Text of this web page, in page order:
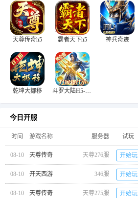
天尊传奇h5 霸者天下h5 神兵奇迹
乾坤大挪移 斗罗大陆H5-极速黄金版
今日开服
时间 游戏名称 服务器 试玩
08-10 天尊传奇 天尊276服 开始玩
08-10 开天西游 346服 开始玩
08-10 天尊传奇 天尊275服 开始玩